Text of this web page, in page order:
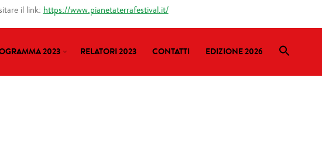
2023 RELATORI 2023 CONTATTI EDIZIONE 2026
il link: https://www.pianetaterrafestival.it/